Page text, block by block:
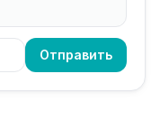
Отправить